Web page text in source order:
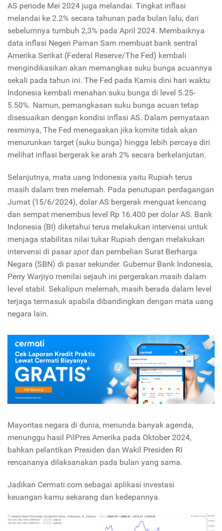
AS periode Mei 2024 juga melandai. Tingkat inflasi
melandai ke 2.2% secara tahunan pada bulan lalu, dari
sebelumnya tumbuh 2,3% pada April 2024. Membaiknya
data inflasi Negeri Paman Sam membuat bank sentral
Amerika Serikat (Federal Reserve/The Fed) kembali
mengindikasikan akan memangkas suku bunga acuannya
sekali pada tahun ini. The Fed pada Kamis dini hari waktu
Indonesia kembali menahan suku bunga di level 5.25-
5.50%. Namun, pemangkasan suku bunga acuan tetap
disesuaikan dengan kondisi inflasi AS. Dalam pernyataan
resminya, The Fed menegaskan jika komite tidak akan
menurunkan target (suku bunga) hingga lebih percaya diri
melihat inflasi bergerak ke arah 2% secara berkelanjutan.
Selanjutnya, mata uang Indonesia yaitu Rupiah terus
masih dalam tren melemah. Pada penutupan perdagangan
Jumat (15/6/2024), dolar AS bergerak menguat kencang
dan sempat menembus level Rp 16.400 per dolar AS. Bank
Indonesia (BI) diketahui terus melakukan intervensi untuk
menjaga stabilitas nilai tukar Rupiah dengan melakukan
intervensi di pasarspot dan pembelian Surat Berharga
Negara (SBN) di pasar sekunder. Gubernur Bank Indonesia,
Perry Warjiyo menilai sejauh ini pergerakan masih dalam
level stabil. Sekalipun melemah, masih berada dalam level
terjaga termasuk apabila dibandingkan dengan mata uang
negara lain.
Mayoritas negara di dunia, menunda banyak agenda,
menunggu hasil PilPres Amerika pada Oktober 2024,
bahkan pelantikan Presiden dan Wakil Presiden RI
rencananya dilaksanakan pada bulan yang sama.
Jadikan Cermati.com sebagai aplikasi investasi
keuangan kamu sekarang dan kedepannya.